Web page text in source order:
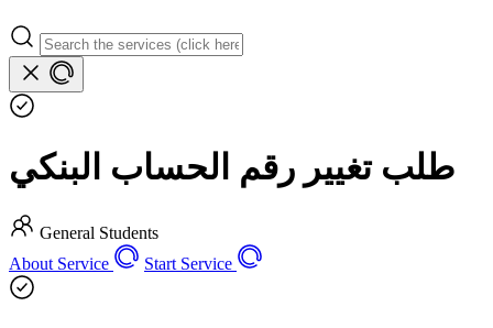
طلب تغيير رقم الحساب البنكي
General Students
About Service
Start Service